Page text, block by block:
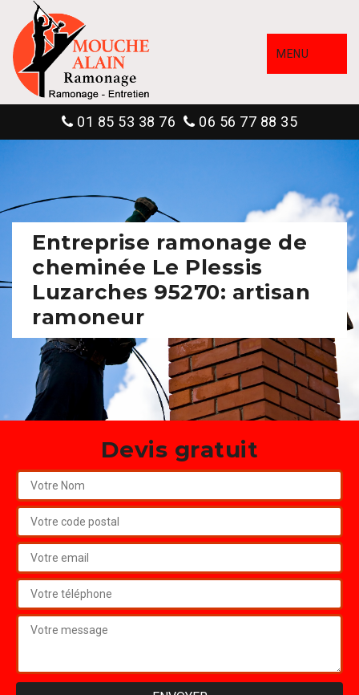
MENU
01 85 53 38 76 06 56 77 88 35
Entreprise ramonage de
cheminée Le Plessis
Luzarches 95270: artisan
ramoneur
Devis gratuit